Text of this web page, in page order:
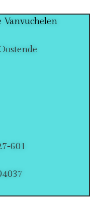
Vanvuchelen
601